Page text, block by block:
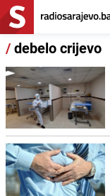
/debelo crijevo